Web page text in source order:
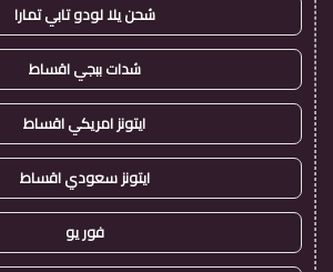
شحن يلا لودو تابي تمارا
شدات ببجي اقساط
ايتونز امريكي اقساط
ايتونز سعودي اقساط
فور يو